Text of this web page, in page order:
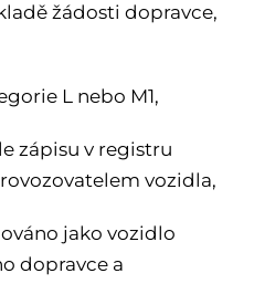
žádosti dopravce,
L nebo M1,
zápisu v registru
vozidla,
jako vozidlo
dopravce a